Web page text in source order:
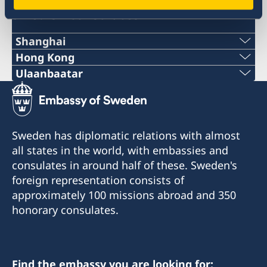
Swedish consulates
Shanghai
Tel:
+86 21 5359 9610
E-mail:
generalkonsulat.shanghai@gov.se
Fax:
+86 21 5359 9633
1521-1541 Shanghai Central Plaza
Hong Kong
Tel:
+852 2521 1212
generalkonsulat.hongkong@gov.se
Fax:
+852 2596 0308
56 Gloucester Road
Ulaanbaatar
Phone number:
+976-11-313007 / 261
E-mail:
mongolia@sweden-consulate.mn
Fax:
+976-11-326535
Sukhbaatar Square,
Sweden has diplomatic relations with almost
all states in the world, with embassies and
consulates in around half of these. Sweden's
foreign representation consists of
approximately 100 missions abroad and 350
honorary consulates.
Find the embassy you are looking for: